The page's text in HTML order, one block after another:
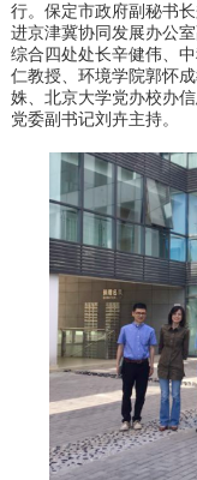
行。保定市政府副秘书
进京津冀协同发展办公
综合四处处长辛健伟、
仁教授、环境学院郭怀
姝、北京大学党办校办
党委副书记刘卉主持。